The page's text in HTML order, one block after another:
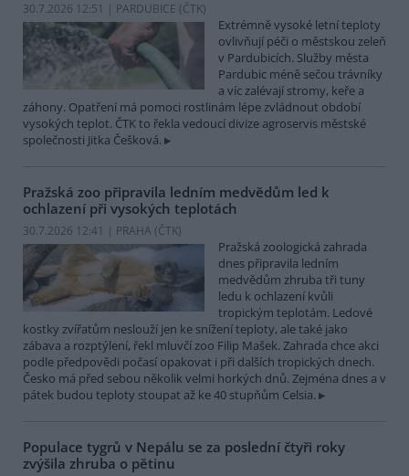
30.7.2026 12:51 | PARDUBICE (ČTK)
Extrémně vysoké letní teploty
ovlivňují péči o městskou zeleň
v Pardubicích. Služby města
Pardubic méně sečou trávníky
a víc zalévají stromy, keře a
záhony. Opatření má pomoci rostlinám lépe zvládnout období
vysokých teplot. ČTK to řekla vedoucí divize agroservis městské
společnosti Jitka Češková.
Pražská zoo připravila ledním medvědům led k
ochlazení při vysokých teplotách
30.7.2026 12:41 | PRAHA (ČTK)
Pražská zoologická zahrada
dnes připravila ledním
medvědům zhruba tři tuny
ledu k ochlazení kvůli
tropickým teplotám. Ledové
kostky zvířatům neslouží jen ke snížení teploty, ale také jako
zábava a rozptýlení, řekl mluvčí zoo Filip Mašek. Zahrada chce akci
podle předpovědi počasí opakovat i při dalších tropických dnech.
Česko má před sebou několik velmi horkých dnů. Zejména dnes a v
pátek budou teploty stoupat až ke 40 stupňům Celsia.
Populace tygrů v Nepálu se za poslední čtyři roky
zvýšila zhruba o pětinu